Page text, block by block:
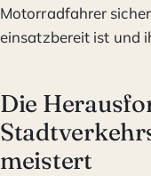
Motorradfahrer
einsatzbereit ist und
Die
meistert